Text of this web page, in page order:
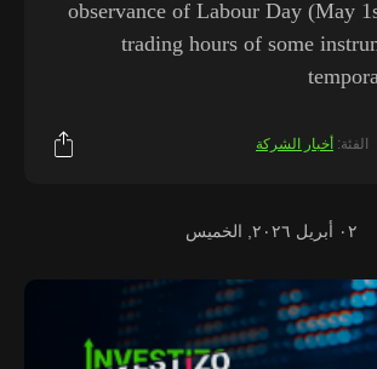
observance of Labour Day (May
trading hours of some
الفئة: أخبار الشركة
٠٢ أبريل ٢٠٢٦, الخميس